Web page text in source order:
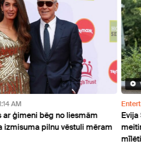
AM
ar ģimeni bēg no liesmām
izmisuma pilnu vēstuli mēram
Evija